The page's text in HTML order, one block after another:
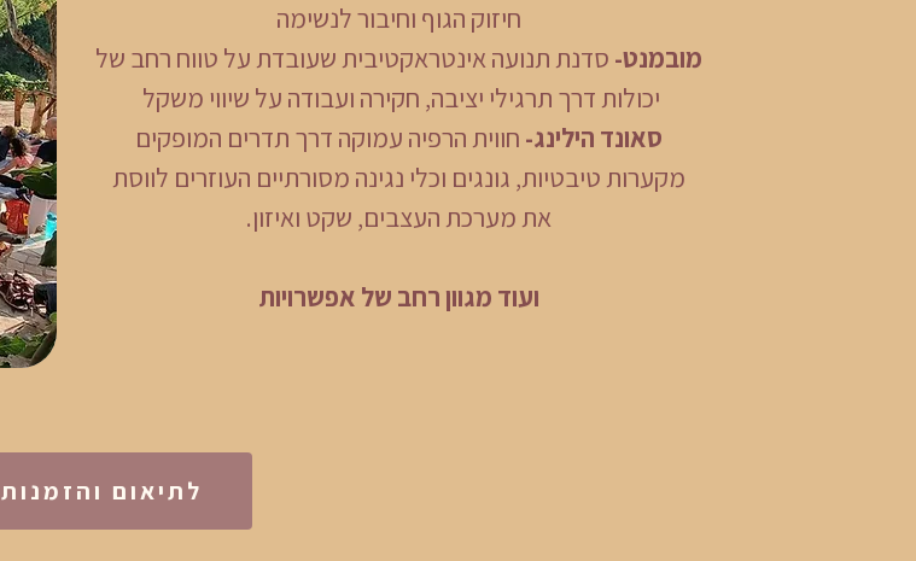
חיזוק הגוף וחיבור לנשימה
מובמנט- סדנת תנועה אינטראקטיבית שעובדת על טווח רחב של
יכולות דרך תרגילי יציבה, חקירה ועבודה על שיווי משקל
סאונד הילינג- חווית הרפיה עמוקה דרך תדרים המופקים
מקערות טיבטיות, גונגים וכלי נגינה מסורתיים העוזרים לווסת
את מערכת העצבים, שקט ואיזון.
ועוד מגוון רחב של אפשרויות
לתיאום והזמנות